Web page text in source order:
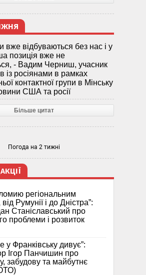
вже відбуваються без нас і у
позиція вже не
- Вадим Черниш, учасник
із росіянами в рамках
контактної групи в Мінську
США та росії
Більше цитат
Погода на 2 тижні
регіональним
Румунії і до Дністра”:
Станіславський про
проблеми і розвиток
у Франківську дивує”:
Ігор Панчишин про
забудову та майбутнє